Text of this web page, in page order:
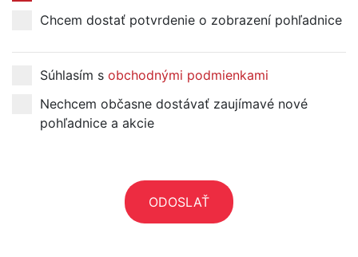
Chcem dostať potvrdenie o zobrazení pohľadnice
Súhlasím s obchodnými podmienkami
Nechcem občasne dostávať zaujímavé nové
pohľadnice a akcie